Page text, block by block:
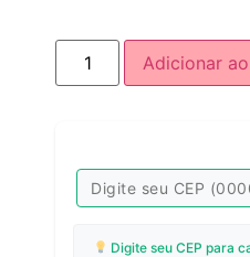
Adicionar
Digite seu CEP para